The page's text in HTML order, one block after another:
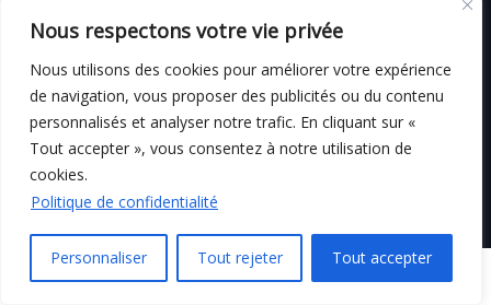
Nous respectons votre vie privée
Nous utilisons des cookies pour améliorer votre expérience
de navigation, vous proposer des publicités ou du contenu
personnalisés et analyser notre trafic. En cliquant sur «
Tout accepter », vous consentez à notre utilisation de
cookies.
Politique de confidentialité
Personnaliser Tout rejeter Tout accepter
CGV
Mentions légales